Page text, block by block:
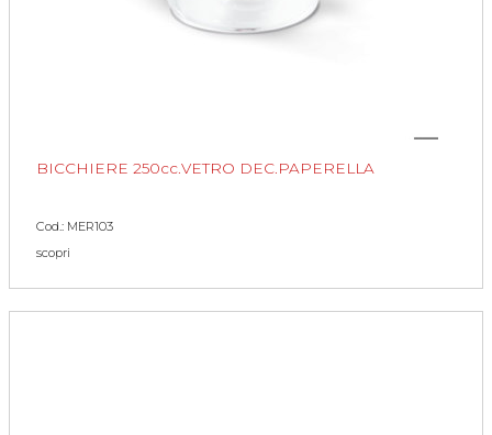
BICCHIERE 250cc.VETRO DEC.PAPERELLA
Cod.: MER103
scopri